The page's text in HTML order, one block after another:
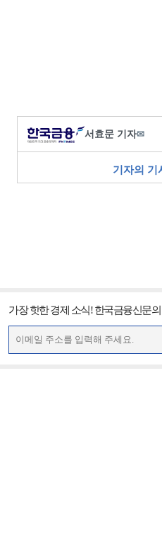
서효문 기자✉
기자의 기
가장 핫한 경제 소식! 한국금융신문의